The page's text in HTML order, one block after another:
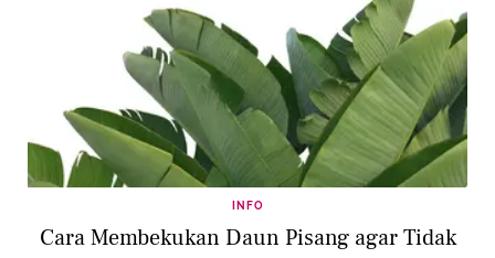
INFO
Cara Membekukan Daun Pisang agar Tidak